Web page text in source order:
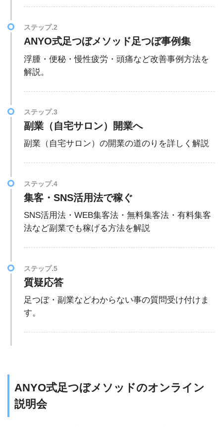
ステップ.2
ANYO式足つぼメソッド足つぼ事例集
浮腫・便秘・慢性疲労・頭痛など改善事例方法を
解説。
ステップ.3
副業（自宅サロン）開業へ
副業（自宅サロン）の開業の道のりを詳しく解説
ステップ.4
集客・SNS活用法で稼ぐ
SNS活用法・WEB集客法・無料集客法・有料集客
法など副業でも稼げる方法を解説
ステップ.5
質疑応答
足つぼ・副業などわからない事の質問受け付けま
す。
ANYO式足つぼメソッドのオンライン
説明会